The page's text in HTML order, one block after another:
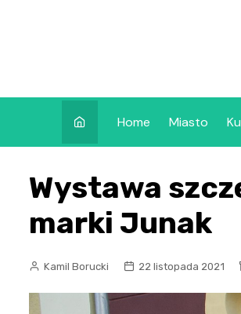
Home Miasto
Wystawa
marki Junak
Kamil Borucki 22 listopada 2021